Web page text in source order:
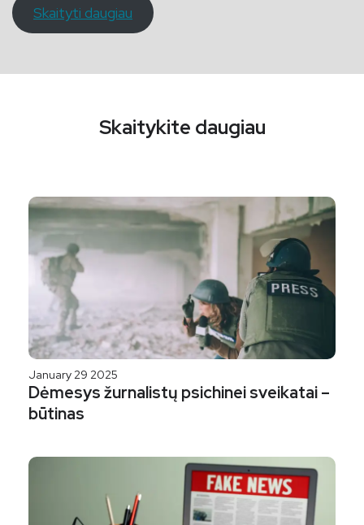
Skaityti daugiau
Skaitykite daugiau
January 29 2025
Dėmesys žurnalistų psichinei sveikatai –
būtinas